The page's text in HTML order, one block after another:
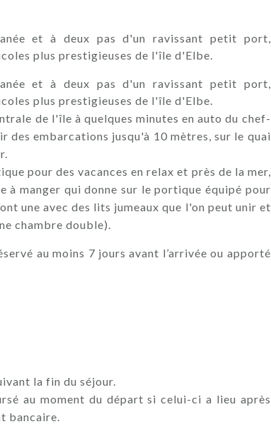
et à deux pas d'un ravissant petit port,
plus prestigieuses de l'île d'Elbe.
et à deux pas d'un ravissant petit port,
plus prestigieuses de l'île d'Elbe.
de l'île à quelques minutes en auto du chef-
embarcations jusqu'à 10 mètres, sur le quai
pour des vacances en relax et près de la mer,
manger qui donne sur le portique équipé pour
une avec des lits jumeaux que l'on peut unir et
chambre double).
au moins 7 jours avant l’arrivée ou apporté
la fin du séjour.
au moment du départ si celui-ci a lieu après
bancaire.